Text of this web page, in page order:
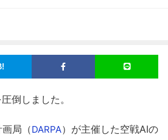
倒しました。
局（DARPA）が主催した空戦AIの